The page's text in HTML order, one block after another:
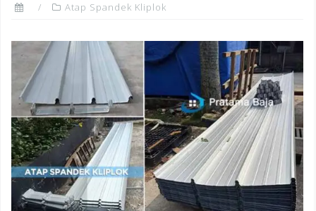
Atap Spandek Kliplok